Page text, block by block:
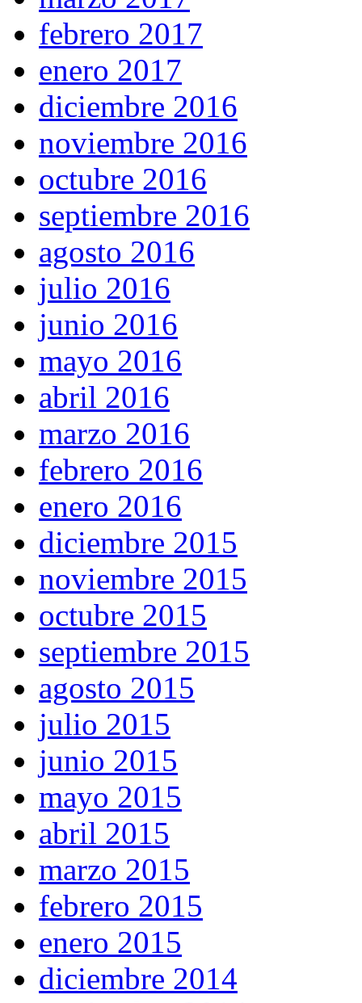
febrero 2017
enero 2017
diciembre 2016
noviembre 2016
octubre 2016
septiembre 2016
agosto 2016
julio 2016
junio 2016
mayo 2016
abril 2016
marzo 2016
febrero 2016
enero 2016
diciembre 2015
noviembre 2015
octubre 2015
septiembre 2015
agosto 2015
julio 2015
junio 2015
mayo 2015
abril 2015
marzo 2015
febrero 2015
enero 2015
diciembre 2014